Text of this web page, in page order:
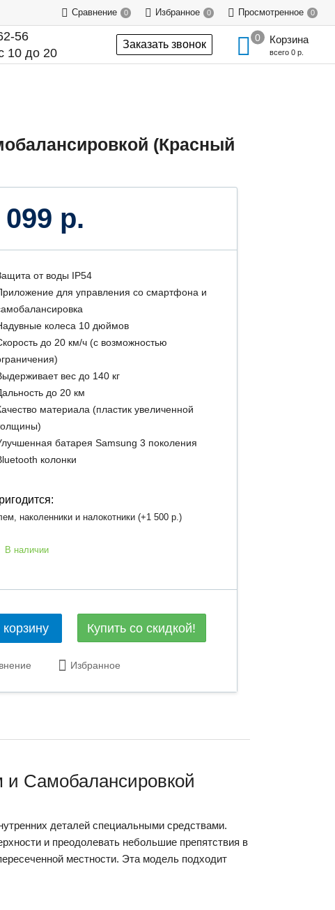
Сравнение 0 Избранное 0 Просмотренное 0
56
10 до 20
Заказать звонок Корзина
всего 0 р.
(Красный
099 р.
от воды IP54
для управления со смартфона и
колеса 10 дюймов
до 20 км/ч (с возможностью
вес до 140 кг
до 20 км
материала (пластик увеличенной
батарея Samsung 3 поколения
колонки
наколенники и налокотники (+1 500 р.)
В наличии
Купить со скидкой!
Избранное
и Самобалансировкой
деталей специальными средствами.
и преодолевать небольшие препятствия в
местности. Эта модель подходит